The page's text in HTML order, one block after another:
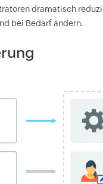
dramatisch
bei Bedarf ändern.